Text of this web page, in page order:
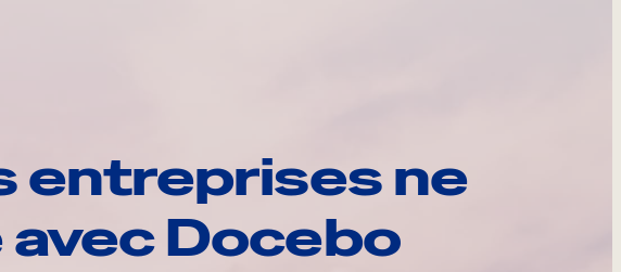
entreprises ne
Docebo